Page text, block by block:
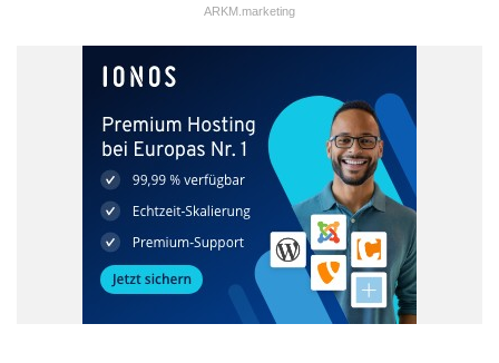
Profilgestaltung
Verabredung Visitenkarte
ARKM.marketing